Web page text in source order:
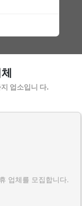
업소입니 다.
업체를 모집합니다.